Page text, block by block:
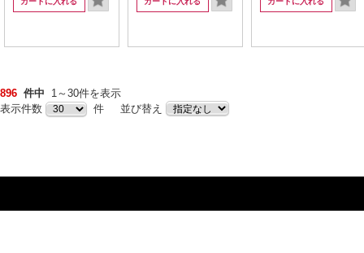
896 件中
1～30件を表示
表示件数
件 並び替え